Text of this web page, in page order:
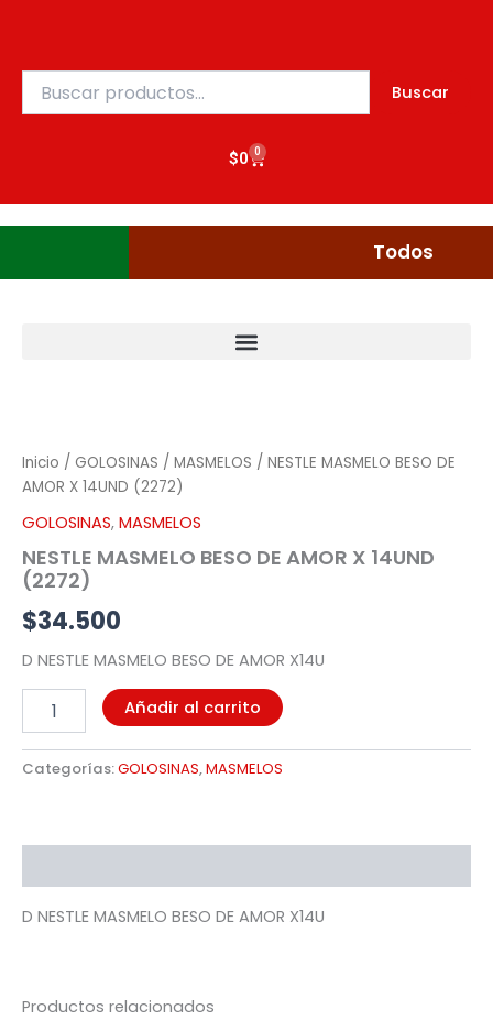
contenido
por:
Buscar
$0 0
Cart
Todos
Inicio / GOLOSINAS / MASMELOS / NESTLE MASMELO BESO DE
AMOR X 14UND (2272)
GOLOSINAS, MASMELOS
NESTLE MASMELO BESO DE AMOR X 14UND
(2272)
$34.500
D NESTLE MASMELO BESO DE AMOR X14U
DE
AMOR
X
14UND
(2272)
cantidad
Añadir al carrito
Categorías:GOLOSINAS,MASMELOS
D NESTLE MASMELO BESO DE AMOR X14U
Productos relacionados
14UND
(2272)
cantidad